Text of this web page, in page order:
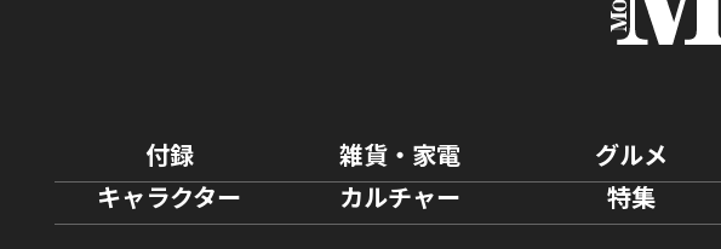
付録 雑貨・家電 グルメ
キャラクター
カルチャー 特集